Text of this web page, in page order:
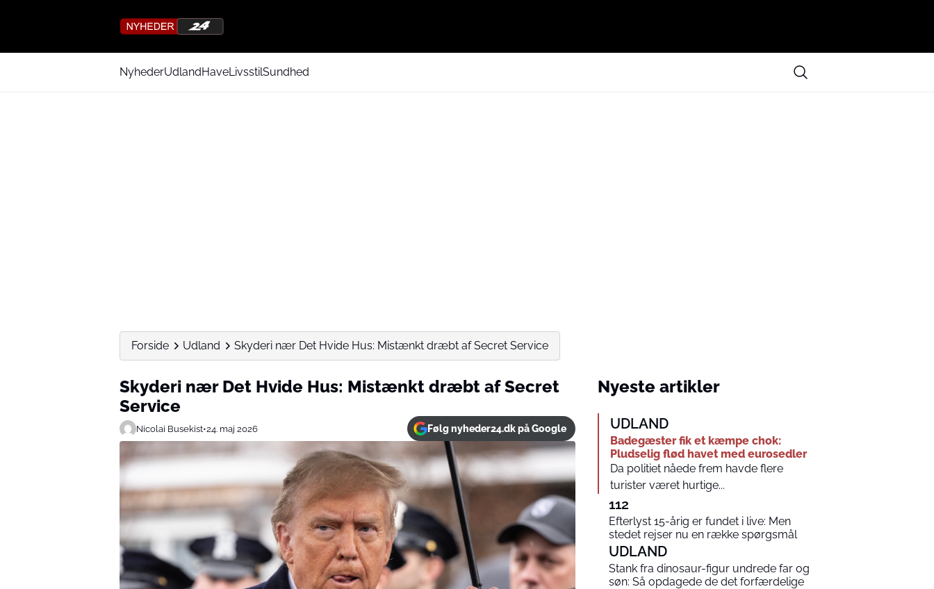
NyhederUdlandHaveLivsstilSundhed
Forside Udland Skyderi nær Det Hvide Hus: Mistænkt dræbt af Secret Service
Skyderi nær Det Hvide Hus: Mistænkt dræbt af Secret
Service
Nicolai Busekist•24. maj 2026 Følg nyheder24.dk på Google
Nyeste artikler
UDLAND
Badegæster fik et kæmpe chok:
Pludselig flød havet med eurosedler
Da politiet nåede frem havde flere
turister været hurtige...
112
Efterlyst 15-årig er fundet i live: Men
stedet rejser nu en række spørgsmål
UDLAND
Stank fra dinosaur-figur undrede far og
søn: Så opdagede de det forfærdelige